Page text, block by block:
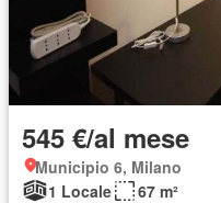
545 €/al mese
Municipio 6, Milano
1 Locale
67 m²